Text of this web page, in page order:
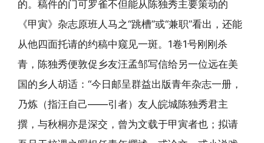
的。稿件的门可罗雀不但能从陈独秀主要策动的
《甲寅》杂志原班人马之“跳槽”或“兼职”看出，还能
从他四面托请的约稿中窥见一斑。1卷1号刚刚杀
青，陈独秀便敦促乡友汪孟邹写信给另一位远在美
国的乡人胡适：“今日邮呈群益出版青年杂志一册，
乃炼（指汪自己——引者）友人皖城陈独秀君主
撰，与秋桐亦是深交，曾为文载于甲寅者也；拟请